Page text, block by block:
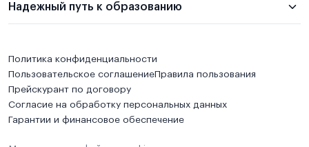
Надежный путь к образованию
Политика конфиденциальности
Пользовательское соглашениеПравила пользования
Прейскурант по договору
Согласие на обработку персональных данных
Гарантии и финансовое обеспечение